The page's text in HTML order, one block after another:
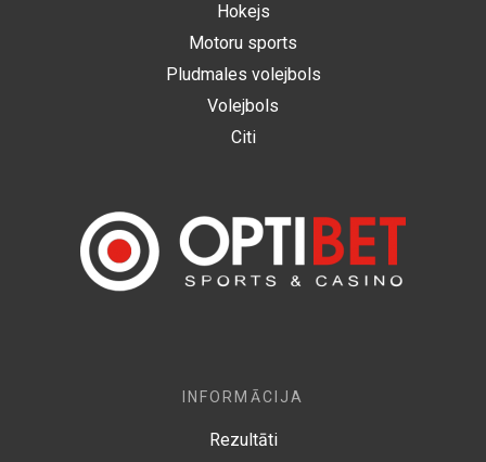
Hokejs
Motoru sports
Pludmales volejbols
Volejbols
Citi
INFORMĀCIJA
Rezultāti